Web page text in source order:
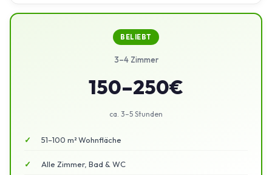
BELIEBT
3–4 Zimmer
150–250€
ca. 3–5 Stunden
51–100 m² Wohnfläche
Alle Zimmer, Bad & WC